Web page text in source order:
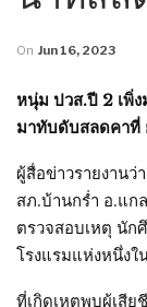
On Jun 16, 2023
หนุ่ม ปวส.ปี 2 เพิ่ง
มาทับดับสลดคาที่
ผู้สื่อข่าวรายงานว่
สภ.บ้านกร่ำ อ.แก
ตรวจสอบเหตุ นัก
โรงแรมแห่งหนึ่งใ
ที่เกิดเหตุพบผู้เสี